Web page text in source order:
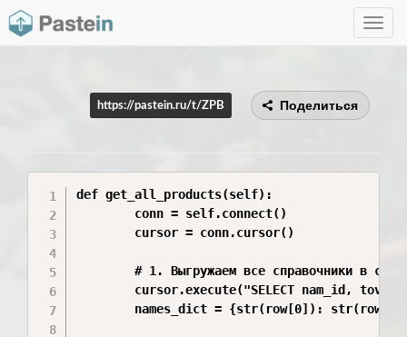
Toggle
https://pastein.ru/t/ZPB Поделиться
def get_all_products(self):
        conn = self.connect()
        cursor = conn.cursor()
# 1. Выгружаем все справочники в
cursor.execute("SELECT nam_id,
names_dict = {str(row[0]):